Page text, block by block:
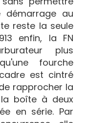
au
reste la seule
enfin, la FN
plus
fourche
est cintré
rapprocher la
boîte à deux
en série. Par